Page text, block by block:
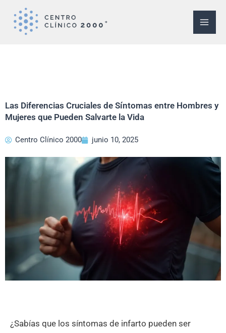
Las Diferencias Cruciales de Síntomas entre Hombres y
Mujeres que Pueden Salvarte la Vida
Centro Clínico 2000 junio 10, 2025
¿Sabías que los síntomas de infarto pueden ser